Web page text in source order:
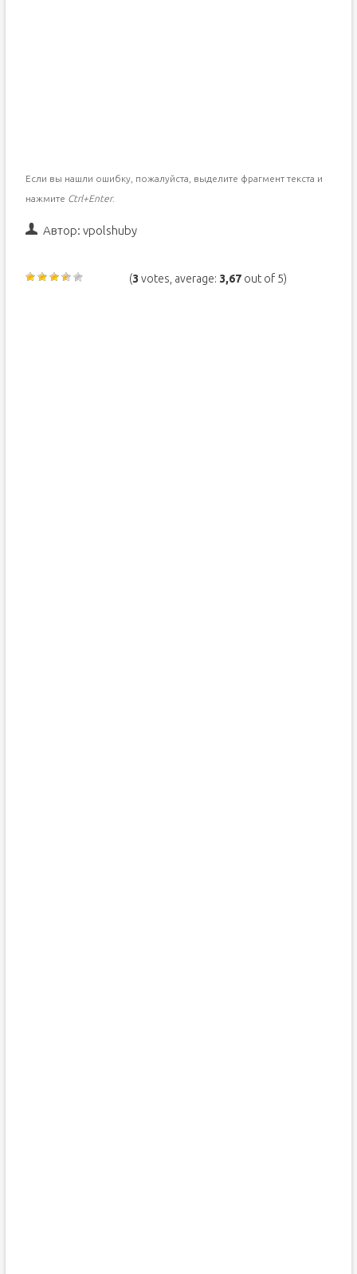
Если вы нашли ошибку, пожалуйста, выделите фрагмент текста и
нажмите Ctrl+Enter.
Автор: vpolshuby
(3 votes, average: 3,67 out of 5)